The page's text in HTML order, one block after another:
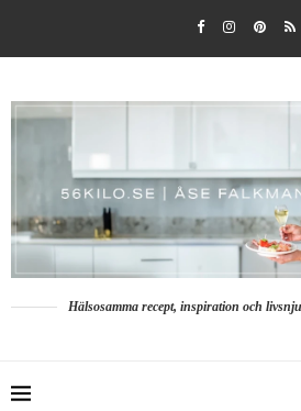
Hälsosamma recept, inspiration och